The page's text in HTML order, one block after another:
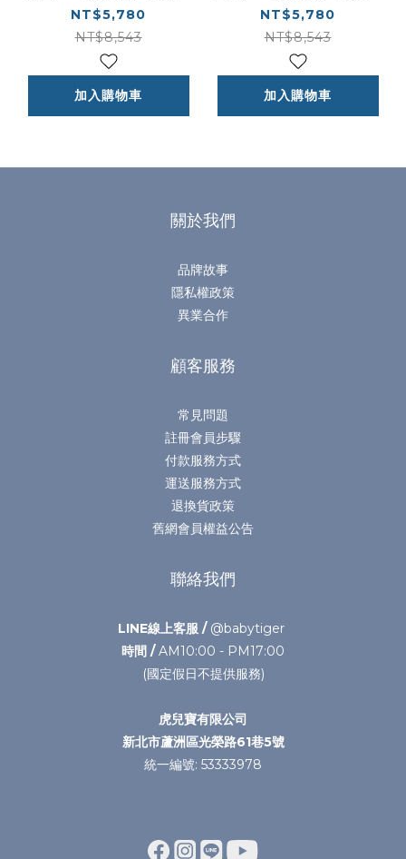
兒揹帶｜折疊腰凳 -
極致灰
NT$5,780
NT$8,543
加入購物車
兒揹帶｜折疊腰凳 -
奶油米
NT$5,780
NT$8,543
加入購物車
關於我們
品牌故事
隱私權政策
異業合作
顧客服務
常見問題
註冊會員步驟
付款服務方式
運送服務方式
退換貨政策
舊網會員權益公告
聯絡我們
LINE線上客服 / @babytiger
時間 /AM10:00 - PM17:00
(國定假日不提供服務)
虎兒寶有限公司
新北市蘆洲區光榮路61巷5號
統一編號: 53333978